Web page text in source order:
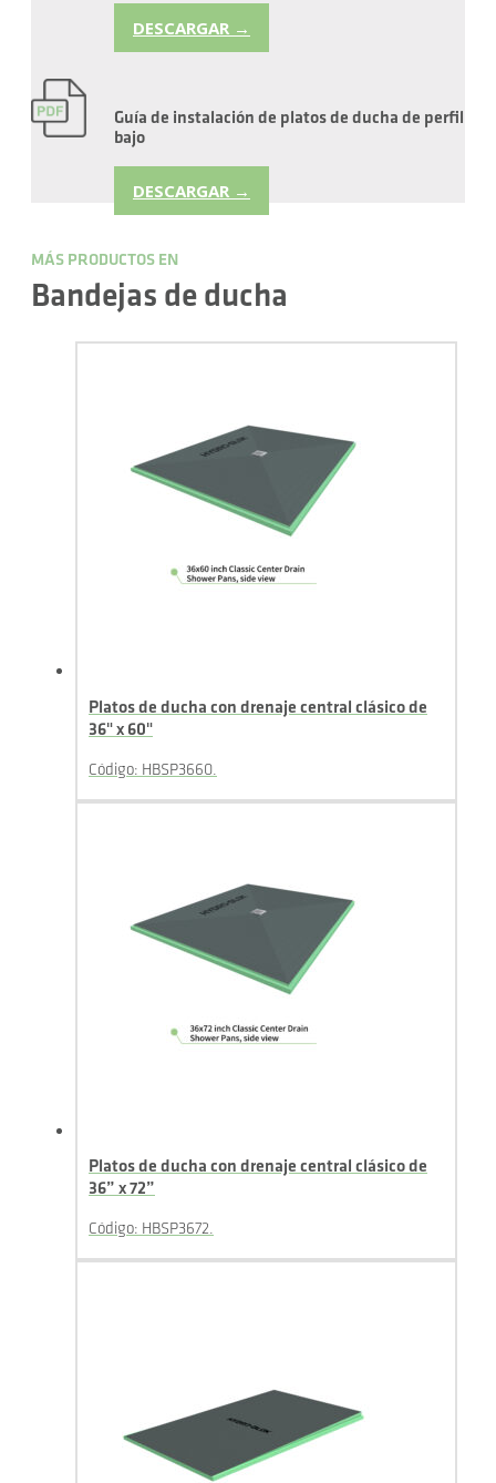
DESCARGAR →
Guía de instalación de platos de ducha de perfil
bajo
DESCARGAR →
MÁS PRODUCTOS EN
Bandejas de ducha
Platos de ducha con drenaje central clásico de
36" x 60"
Código: HBSP3660.
Platos de ducha con drenaje central clásico de
36” x 72”
Código: HBSP3672.